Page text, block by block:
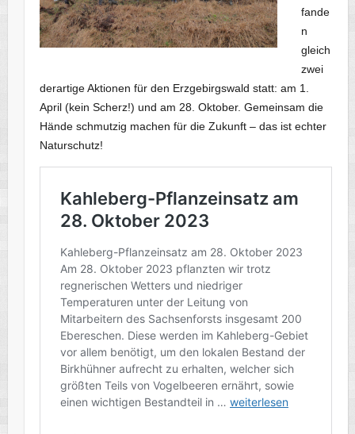
fande
n
gleich
zwei
derartige Aktionen für den Erzgebirgswald statt: am 1.
April (kein Scherz!) und am 28. Oktober. Gemeinsam die
Hände schmutzig machen für die Zukunft – das ist echter
Naturschutz!